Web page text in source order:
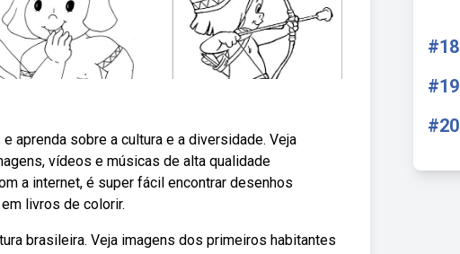
aprenda sobre a cultura e a diversidade. Veja
vídeos e músicas de alta qualidade
a internet, é super fácil encontrar desenhos
livros de colorir.
brasileira. Veja imagens dos primeiros habitantes
#18
#19
#20